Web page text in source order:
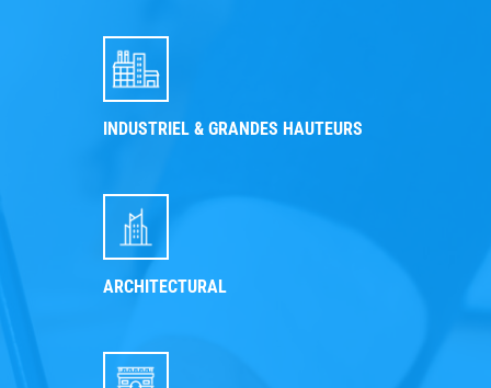
INDUSTRIEL & GRANDES HAUTEURS
ARCHITECTURAL